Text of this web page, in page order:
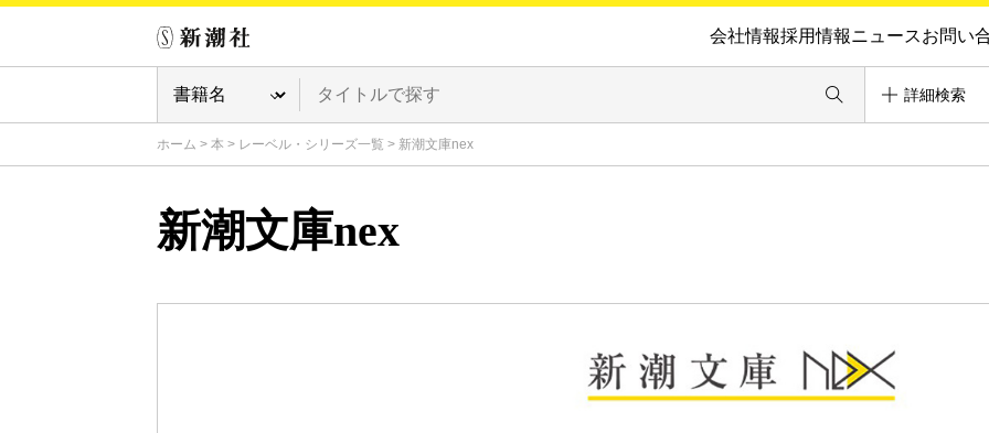
会社情報採用情報ニュースお問い
詳細検索
ホーム > 本 > レーベル・シリーズ一覧 > 新潮文庫nex
新潮文庫nex